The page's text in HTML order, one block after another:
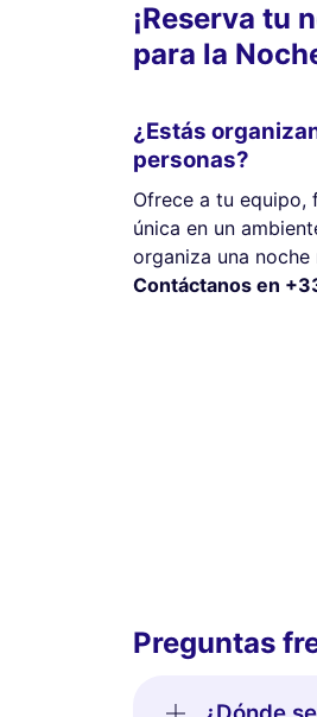
¡Reserva tu
para la
¿Estás
personas?
Ofrece a tu equipo,
única en un
organiza una
Contáctanos en
Preguntas